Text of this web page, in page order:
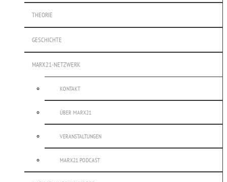
THEORIE
GESCHICHTE
MARX21-NETZWERK
KONTAKT
ÜBER MARX21
VERANSTALTUNGEN
MARX21 PODCAST